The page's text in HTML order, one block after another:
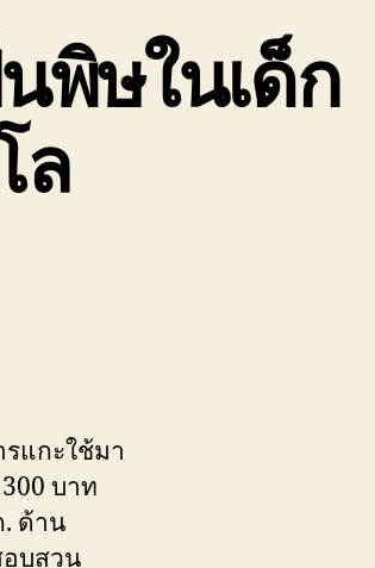
พิษในเด็ก
ล
แกะใช้มา
บาท
. ด้าน
บสวน